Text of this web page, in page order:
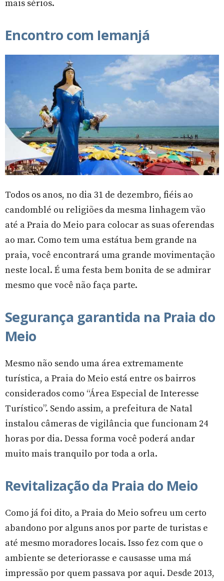
mais sérios.
Encontro com Iemanjá
Todos os anos, no dia 31 de dezembro, fiéis ao
candomblé ou religiões da mesma linhagem vão
até a Praia do Meio para colocar as suas oferendas
ao mar. Como tem uma estátua bem grande na
praia, você encontrará uma grande movimentação
neste local. É uma festa bem bonita de se admirar
mesmo que você não faça parte.
Segurança garantida na Praia do
Meio
Mesmo não sendo uma área extremamente
turística, a Praia do Meio está entre os bairros
considerados como “Área Especial de Interesse
Turístico”. Sendo assim, a prefeitura de Natal
instalou câmeras de vigilância que funcionam 24
horas por dia. Dessa forma você poderá andar
muito mais tranquilo por toda a orla.
Revitalização da Praia do Meio
Como já foi dito, a Praia do Meio sofreu um certo
abandono por alguns anos por parte de turistas e
até mesmo moradores locais. Isso fez com que o
ambiente se deteriorasse e causasse uma má
impressão por quem passava por aqui. Desde 2013,